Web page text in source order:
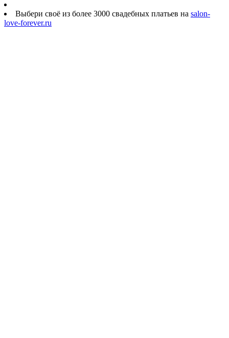
Выбери своё из более 3000 свадебных платьев на salon-
love-forever.ru